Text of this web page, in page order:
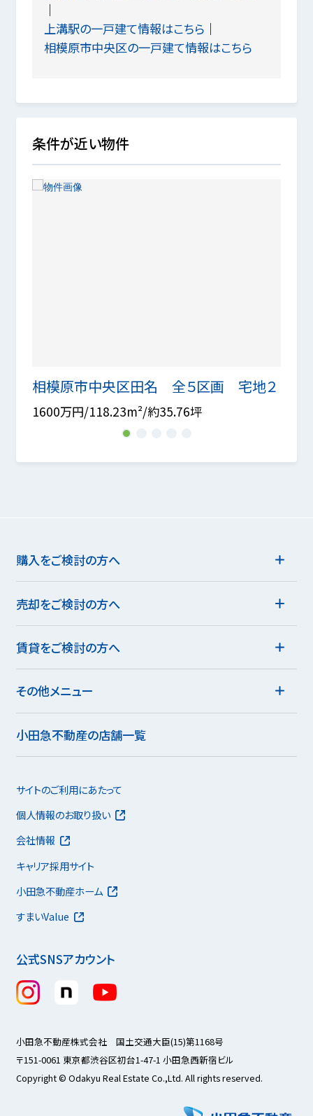
上溝駅の一戸建て情報はこちら
相模原市中央区の一戸建て情報はこちら
条件が近い物件
相模原市中央区田名 全５区画 宅地２
1600万円/118.23m²/約35.76坪
1
購入をご検討の方へ
売却をご検討の方へ
賃貸をご検討の方へ
その他メニュー
小田急不動産の店舗一覧
公式SNSアカウント
サイトのご利用にあたって
個人情報のお取り扱い
会社情報
キャリア採用サイト
小田急不動産ホーム
すまいValue
小田急不動産株式会社 国土交通大臣(15)第1168号
〒151-0061 東京都渋谷区初台1-47-1 小田急西新宿ビル
Copyright © Odakyu Real Estate Co.,Ltd. All rights reserved.